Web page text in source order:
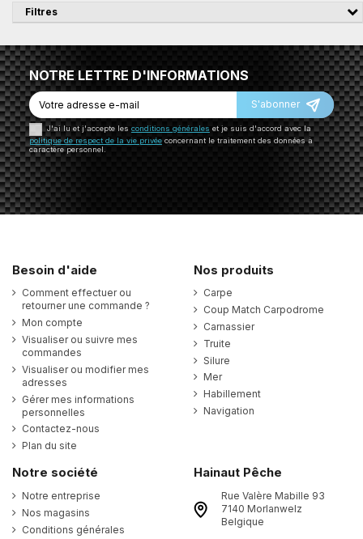
Filtres
NOTRE LETTRE D'INFORMATIONS
S'abonner
J'ai lu et j'accepte les conditions générales et je suis d'accord avec la
politique de respect de la vie privéeconcernant le traitement des données à
caractère personnel.
Besoin d'aide
Comment effectuer ou
retourner une commande ?
Mon compte
Visualiser ou suivre mes
commandes
Visualiser ou modifier mes
adresses
Gérer mes informations
personnelles
Contactez-nous
Plan du site
Nos produits
Carpe
Coup Match Carpodrome
Carnassier
Truite
Silure
Mer
Habillement
Navigation
Notre société
Notre entreprise
Nos magasins
Conditions générales
Hainaut Pêche
Rue Valère Mabille 93
7140 Morlanwelz
Belgique